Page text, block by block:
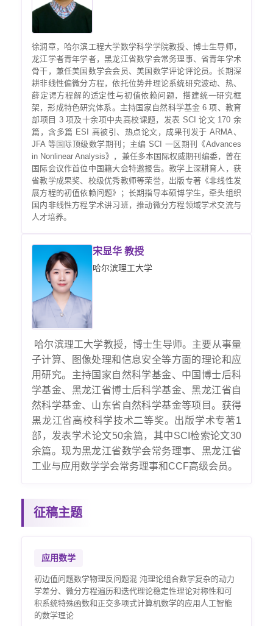
徐润章，哈尔滨工程大学数学科学学院教授、博士生导师，
龙江学者青年学者，黑龙江省数学会常务理事、省青年学术
骨干，兼任美国数学会会员、美国数学评论评论员。长期深
耕非线性偏微分方程，依托位势井理论系统研究波动、热、
薛定谔方程解的适定性与初值依赖问题，搭建统一研究框
架，形成特色研究体系。主持国家自然科学基金 6 项、教育
部项目 3 项及十余项中央高校课题，发表 SCI 论文 170 余
篇，含多篇 ESI 高被引、热点论文，成果刊发于 ARMA、
JFA 等国际顶级数学期刊；主编 SCI 一区期刊《Advances
in Nonlinear Analysis》，兼任多本国际权威期刊编委，曾在
国际会议作首位中国籍大会特邀报告。教学上深耕育人，获
省教学成果奖、校级优秀教师等荣誉，出版专著《非线性发
展方程的初值依赖问题》；长期指导本硕博学生，牵头组织
国内非线性方程学术讲习班，推动微分方程领域学术交流与
人才培养。
宋显华 教授
哈尔滨理工大学
哈尔滨理工大学教授，博士生导师。主要从事量
子计算、图像处理和信息安全等方面的理论和应
用研究。主持国家自然科学基金、中国博士后科
学基金、黑龙江省博士后科学基金、黑龙江省自
然科学基金、山东省自然科学基金等项目。获得
黑龙江省高校科学技术二等奖。出版学术专著1
部，发表学术论文50余篇，其中SCI检索论文30
余篇。现为黑龙江省数学会常务理事、黑龙江省
工业与应用数学学会常务理事和CCF高级会员。
征稿主题
应用数学
初边值问题数学物理反问题混 沌理论组合数学复杂的动力
学差分、微分方程遍历和迭代理论稳定性理论对称性和可
积系统特殊函数和正交多项式计算机数学的应用人工智能
的数学理论